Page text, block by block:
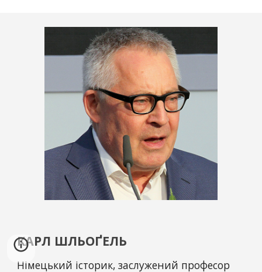
КАРЛ ШЛЬОҐЕЛЬ
Німецький історик, заслужений професор